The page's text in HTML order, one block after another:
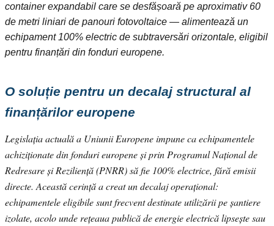
container expandabil care se desfășoară pe aproximativ 60
de metri liniari de panouri fotovoltaice — alimentează un
echipament 100% electric de subtraversări orizontale, eligibil
pentru finanțări din fonduri europene.
O soluție pentru un decalaj structural al
finanțărilor europene
Legislația actuală a Uniunii Europene impune ca echipamentele
achiziționate din fonduri europene și prin Programul Național de
Redresare și Reziliență (PNRR) să fie 100% electrice, fără emisii
directe. Această cerință a creat un decalaj operațional:
echipamentele eligibile sunt frecvent destinate utilizării pe șantiere
izolate, acolo unde rețeaua publică de energie electrică lipsește sau